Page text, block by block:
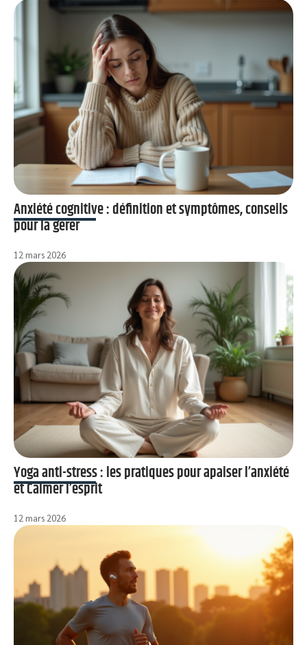
Anxiété cognitive : définition et symptômes, conseils
pour la gérer
12 mars 2026
Yoga anti-stress : les pratiques pour apaiser l’anxiété
et Calmer l’esprit
12 mars 2026